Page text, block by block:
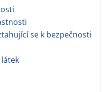
se k bezpečnosti